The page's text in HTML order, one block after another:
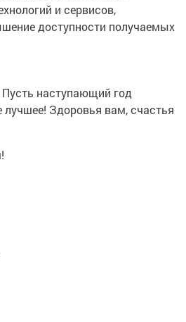
и сервисов,
доступности получаемых
наступающий год
лучшее! Здоровья вам, счастья
Татарстан